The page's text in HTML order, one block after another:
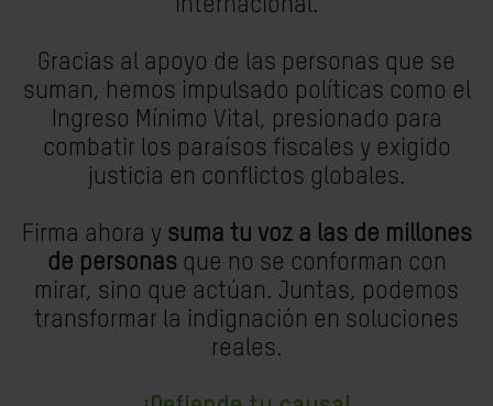
internacional.
Gracias al apoyo de las personas que se
suman, hemos impulsado políticas como el
Ingreso Mínimo Vital, presionado para
combatir los paraísos fiscales y exigido
justicia en conflictos globales.
Firma ahora y suma tu voz a las de millones
de personasque no se conforman con
mirar, sino que actúan. Juntas, podemos
transformar la indignación en soluciones
reales.